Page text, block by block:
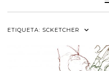
ETIQUETA: SCKETCHER